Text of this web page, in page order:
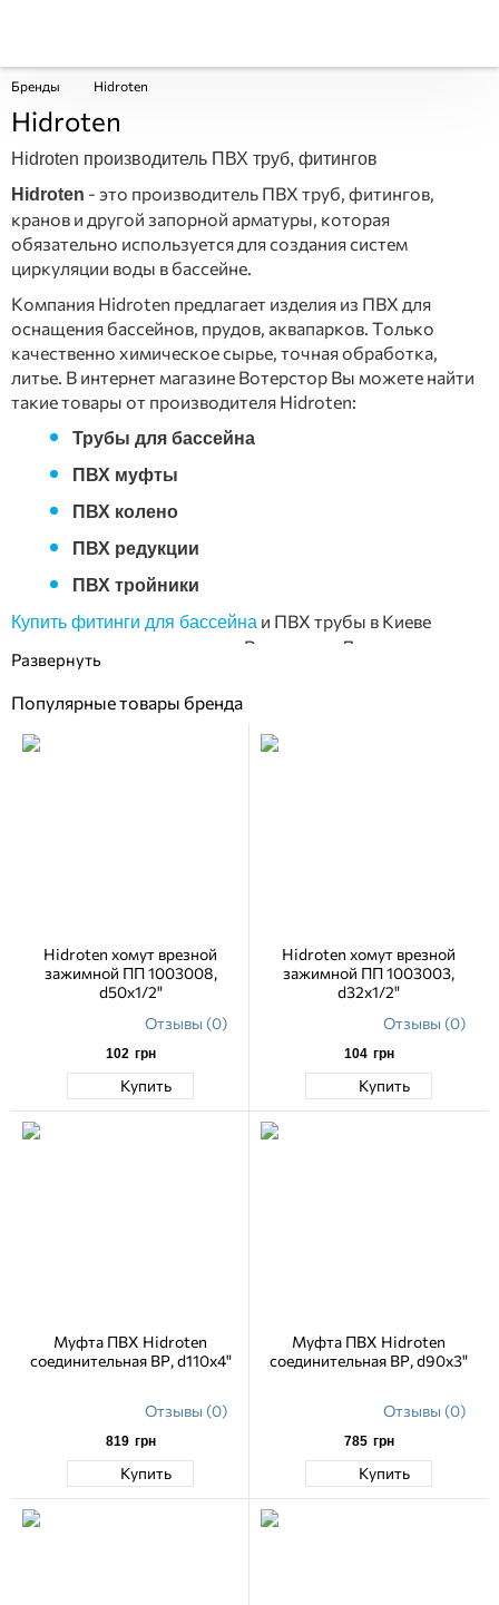
Бренды Hidroten
Hidroten
Hidroten производитель ПВХ труб, фитингов
Hidroten - это производитель ПВХ труб, фитингов,
кранов и другой запорной арматуры, которая
обязательно используется для создания систем
циркуляции воды в бассейне.
Компания Hidroten предлагает изделия из ПВХ для
оснащения бассейнов, прудов, аквапарков. Только
качественно химическое сырье, точная обработка,
литье. В интернет магазине Вотерстор Вы можете найти
такие товары от производителя Hidroten:
Трубы для бассейна
ПВХ муфты
ПВХ колено
ПВХ редукции
ПВХ тройники
Купить фитинги для бассейна и ПВХ трубы в Киеве
можно в интернет магазине Вотерстор. Для этого стоит
сделать онлайн заказ либо позвонить нам.
Популярные товары бренда
Hidroten хомут врезной
зажимной ПП 1003008,
d50x1/2"
Отзывы (0)
102 грн
Купить
Hidroten хомут врезной
зажимной ПП 1003003,
d32x1/2"
Отзывы (0)
104 грн
Купить
Муфта ПВХ Hidroten
соединительная ВР, d110х4"
Отзывы (0)
819 грн
Купить
Муфта ПВХ Hidroten
соединительная ВР, d90х3"
Отзывы (0)
785 грн
Купить